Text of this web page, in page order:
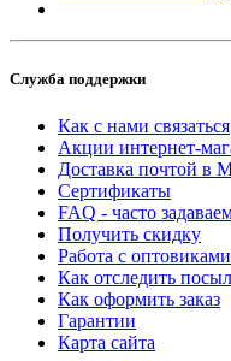
Служба поддержки
Как с нами связаться
Акции интернет-
Доставка почтой в
Сертификаты
FAQ - часто
Получить скидку
Работа с оптовиками
Как отследить
Как оформить заказ
Гарантии
Карта сайта